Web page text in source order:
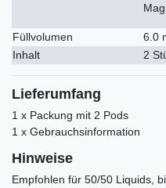
Füllvolumen
6.0
Inhalt
2
Lieferumfang
1 x Packung mit 2 Pods
1 x Gebrauchsinformation
Hinweise
Empfohlen für 50/50 Liquids,